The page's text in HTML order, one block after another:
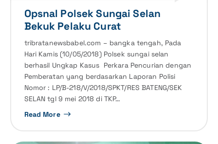
Opsnal Polsek Sungai Selan
Bekuk Pelaku Curat
tribratanewsbabel.com – bangka tengah, Pada
Hari Kamis (10/05/2018) Polsek sungai selan
berhasil Ungkap Kasus Perkara Pencurian dengan
Pemberatan yang berdasarkan Laporan Polisi
Nomor : LP/B-218/V/2018/SPKT/RES BATENG/SEK
SELAN tgl 9 mei 2018 di TKP…
Read More